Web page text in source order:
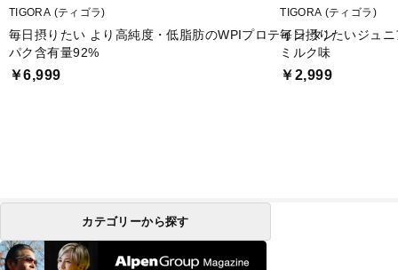
TIGORA (ティゴラ)
毎日摂りたい より高純度・低脂肪のWPIプロテイン タン
パク含有量92%
￥6,999
TIGORA (ティゴラ)
毎日摂りたいジュ
ミルク味
￥2,999
カテゴリーから探す